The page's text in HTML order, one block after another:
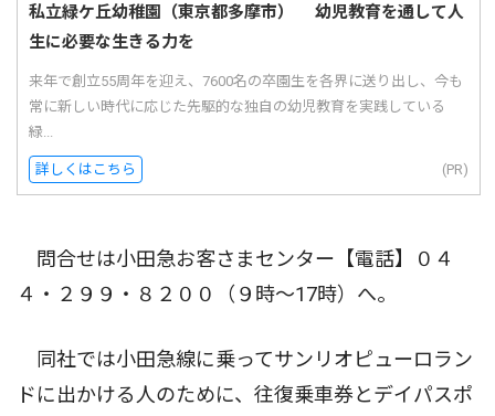
私立緑ケ丘幼稚園（東京都多摩市） 幼児教育を通して人
生に必要な生きる力を
来年で創立55周年を迎え、7600名の卒園生を各界に送り出し、今も
常に新しい時代に応じた先駆的な独自の幼児教育を実践している
緑...
詳しくはこちら (PR)
問合せは小田急お客さまセンター【電話】０４
４・２９９・８２００（９時〜17時）へ。
同社では小田急線に乗ってサンリオピューロラン
ドに出かける人のために、往復乗車券とデイパスポ